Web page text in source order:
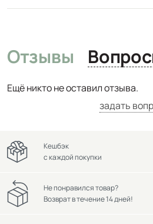
Отзывы
Ещё никто не оставил отзыва.
задать
Кешбэк
с каждой покупки
Не понравился товар?
Возврат в течение 14 дней!